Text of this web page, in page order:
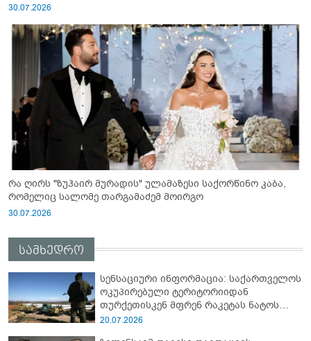
30.07.2026
რა ღირს "ზუჰაირ მურადის" ულამაზესი საქორწინო კაბა,
რომელიც სალომე თარგამაძემ მოირგო
30.07.2026
სამხედრო
სენსაციური ინფორმაცია: საქართველოს
ოკუპირებული ტერიტორიიდან
თურქეთისკენ მფრენ რაკეტას ნატოს
სამიტი კინაღამ ჩაუშლია
20.07.2026